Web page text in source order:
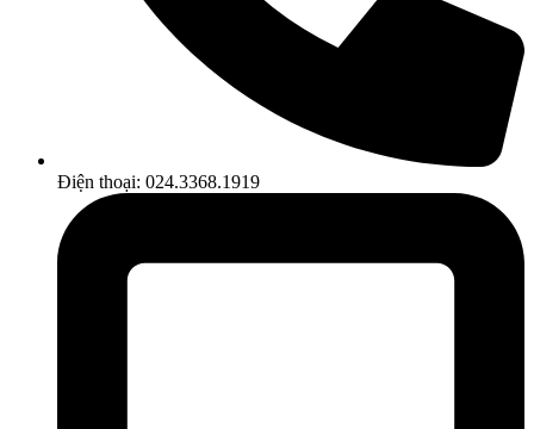
Điện thoại: 024.3368.1919